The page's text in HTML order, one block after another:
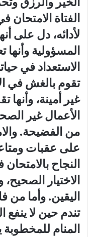
الفتاة الامتحان
لأدائه، دل على
المسؤولية
الاستعداد في
تقوم بالغش في
غير أمينة، وأنها
الأعمال غير
من الفضيحة.
على عقبات
النجاح
الاختيار
اليقين. وأما من
تندم حين لا ينفع
المنام